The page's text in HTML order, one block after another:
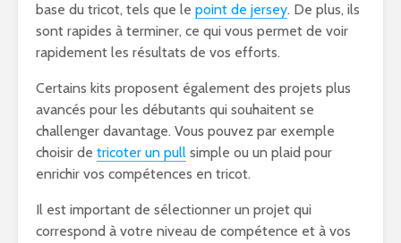
base du tricot, tels que le point de jersey. De plus, ils
sont rapides à terminer, ce qui vous permet de voir
rapidement les résultats de vos efforts.
Certains kits proposent également des projets plus
avancés pour les débutants qui souhaitent se
challenger davantage. Vous pouvez par exemple
choisir de tricoter un pull simple ou un plaid pour
enrichir vos compétences en tricot.
Il est important de sélectionner un projet qui
correspond à votre niveau de compétence et à vos